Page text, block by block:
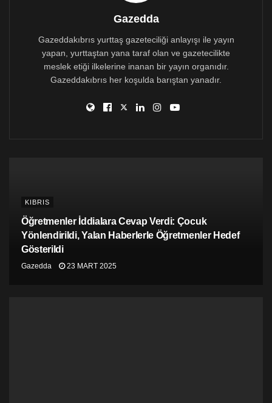
Gazedda
Gazeddakıbrıs yurttaş gazeteciliği anlayışı ile yayın
yapan, yurttaştan yana taraf olan ve gazetecilikte
meslek etiği ilkelerine inanan bir yayın organıdır.
Gazeddakıbrıs her koşulda barıştan yanadır.
KIBRIS
Öğretmenler İddialara Cevap Verdi: Çocuk
Yönlendirildi, Yalan Haberlerle Öğretmenler Hedef
Gösterildi
Gazedda 23 MART 2025